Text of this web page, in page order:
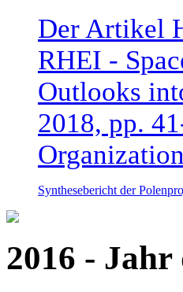
Der Artikel
RHEI -
Outlooks
2018, pp.
Synthesebericht der
2016 -